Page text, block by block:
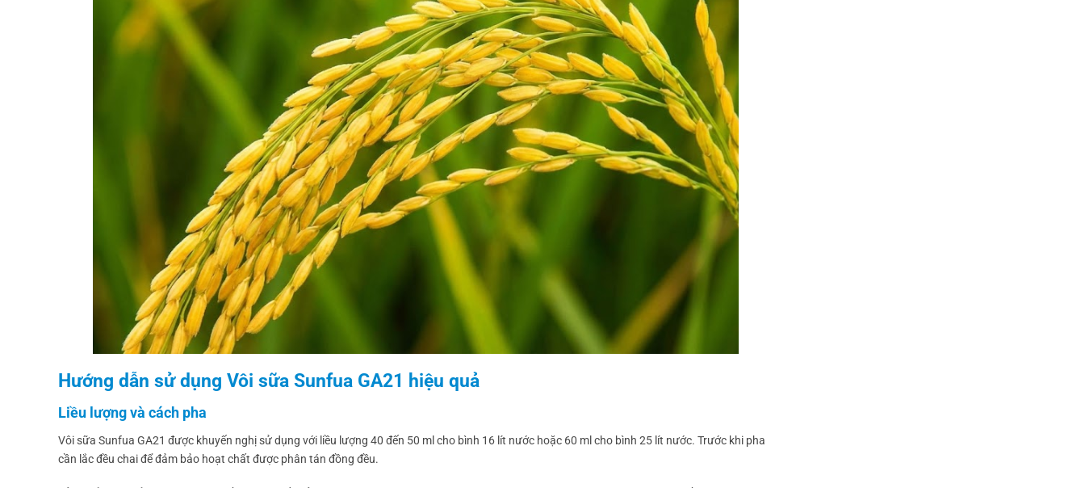
Hướng dẫn sử dụng Vôi sữa Sunfua GA21 hiệu quả
Liều lượng và cách pha
Vôi sữa Sunfua GA21 được khuyến nghị sử dụng với liều lượng 40 đến 50 ml cho bình 16 lít nước hoặc 60 ml cho bình 25 lít nước. Trước khi pha
cần lắc đều chai để đảm bảo hoạt chất được phân tán đồng đều.